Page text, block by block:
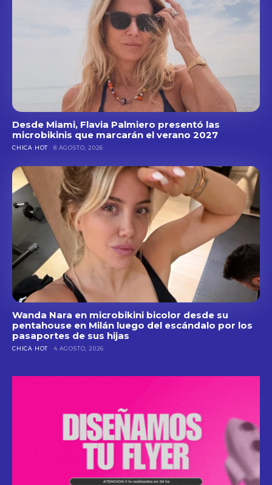
Desde Miami, Flavia Palmiero presentó las
microbikinis que marcarán el verano 2027
CHICA HOT 8 AGOSTO, 2026
Wanda Nara en microbikini bicolor desde su
pentahouse en Milán luego del escándalo por los
pasaportes de sus hijas
CHICA HOT 4 AGOSTO, 2026